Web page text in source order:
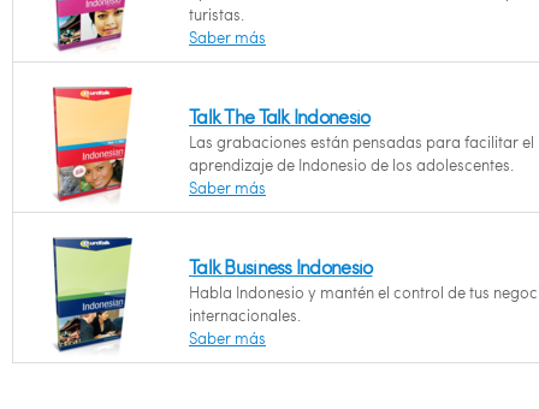
turistas.
Saber más
Talk The Talk Indonesio
Las grabaciones están pensadas para facilitar el
aprendizaje de Indonesio de los adolescentes.
Saber más
Talk Business Indonesio
Habla Indonesio y mantén el control de tus
internacionales.
Saber más